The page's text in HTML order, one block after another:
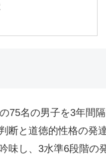
75名の男子を3年間
断と道徳的性格の発
味し、3水準6段階の